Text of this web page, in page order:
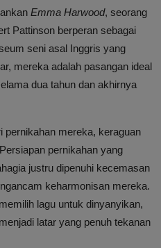
Emma Harwood, seorang
Pattinson berperan sebagai
seni asal Inggris yang
mereka adalah pasangan ideal
dua tahun dan akhirnya
pernikahan mereka, keraguan
pernikahan yang
justru dipenuhi kecemasan
keharmonisan mereka.
lagu untuk dinyanyikan,
latar yang penuh tekanan